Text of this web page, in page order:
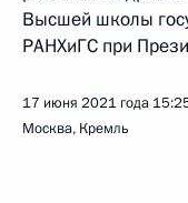
Высшей школы
РАНХиГС при
17 июня 2021 года
Москва, Кремль